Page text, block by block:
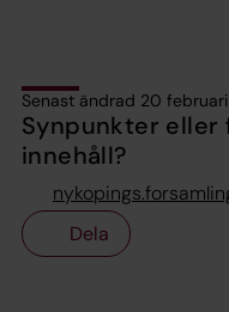
Senast ändrad 20
Synpunkter eller
innehåll?
Dela